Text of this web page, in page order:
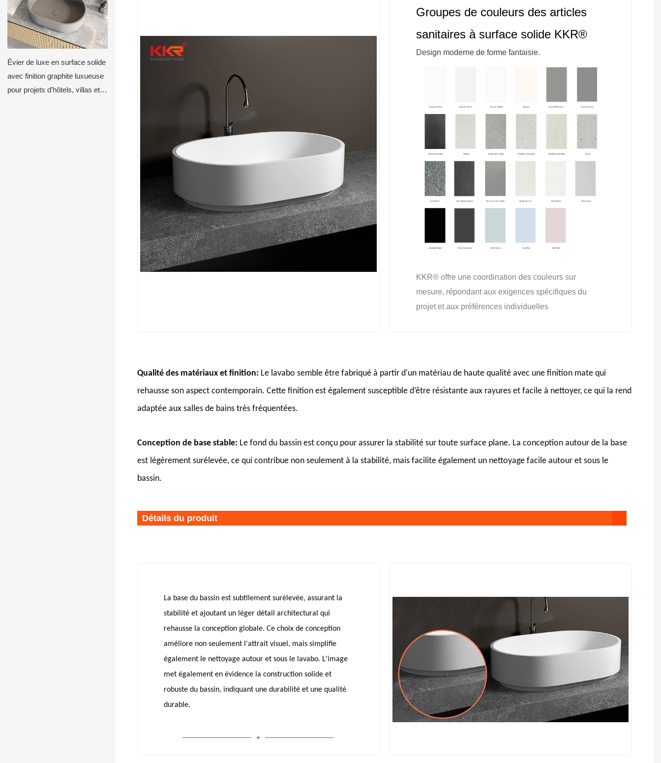
Évier de luxe en surface solide
avec finition graphite luxueuse
pour projets d'hôtels, villas et
Groupes de couleurs des articles
sanitaires à surface solide KKR®
Design moderne de forme fantaisie.
KKR® offre une coordination des couleurs sur
mesure, répondant aux exigences spécifiques du
projet et aux préférences individuelles
Qualité des matériaux et finition: Le lavabo semble être fabriqué à partir d'un matériau de haute qualité avec une finition mate qui
rehausse son aspect contemporain. Cette finition est également susceptible d’être résistante aux rayures et facile à nettoyer, ce qui la rend
adaptée aux salles de bains très fréquentées.
Conception de base stable: Le fond du bassin est conçu pour assurer la stabilité sur toute surface plane. La conception autour de la base
est légèrement surélevée, ce qui contribue non seulement à la stabilité, mais facilite également un nettoyage facile autour et sous le
bassin.
Détails du produit
La base du bassin est subtilement surélevée, assurant la
stabilité et ajoutant un léger détail architectural qui
rehausse la conception globale. Ce choix de conception
améliore non seulement l'attrait visuel, mais simplifie
également le nettoyage autour et sous le lavabo. L'image
met également en évidence la construction solide et
robuste du bassin, indiquant une durabilité et une qualité
durable.